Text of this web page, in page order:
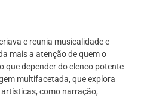
e reunia musicalidade e
mais a atenção de quem o
que depender do elenco potente
multifacetada, que explora
como narração,